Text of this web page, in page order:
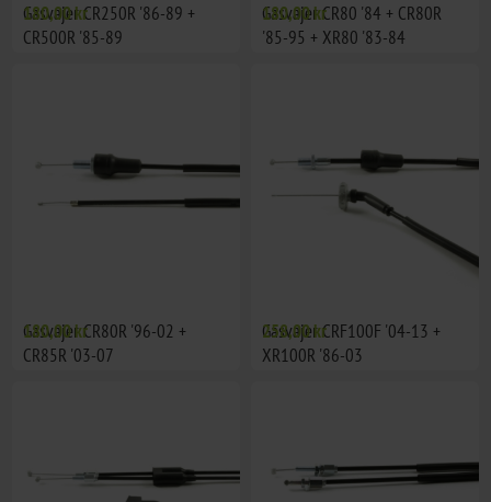
Gasvajer CR250R '86-89 +
CR500R '85-89
180,00 kr
Gasvajer CR80 '84 + CR80R
'85-95 + XR80 '83-84
180,00 kr
Gasvajer CR80R '96-02 +
CR85R '03-07
180,00 kr
Gasvajer CRF100F '04-13 +
XR100R '86-03
258,00 kr